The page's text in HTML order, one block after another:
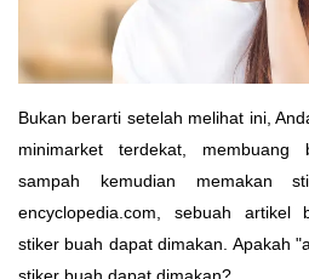
Bukan berarti setelah melihat ini,
minimarket terdekat,
sampah kemudian memakan
encyclopedia.com, sebuah artikel
stiker buah dapat dimakan. Apakah
stiker buah dapat dimakan?